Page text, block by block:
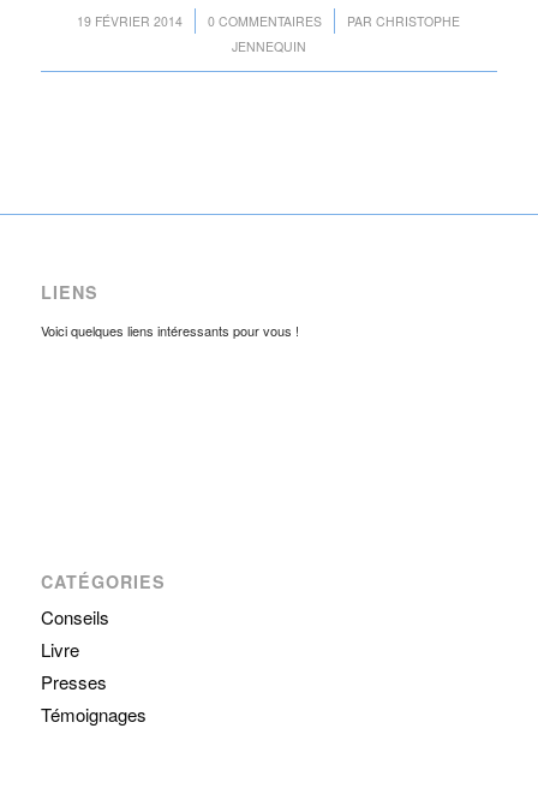
19 FÉVRIER 2014
/ 0 COMMENTAIRES
/ PARCHRISTOPHE
JENNEQUIN
LIENS
Voici quelques liens intéressants pour vous !
CATÉGORIES
Conseils
Livre
Presses
Témoignages